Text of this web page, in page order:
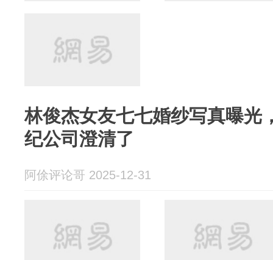
林俊杰女友七七婚纱写真曝光
纪公司澄清了
阿俆评论哥 2025-12-31